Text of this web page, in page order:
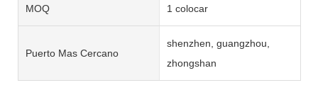
MOQ 1 colocar
Puerto Mas Cercano
shenzhen, guangzhou,
zhongshan